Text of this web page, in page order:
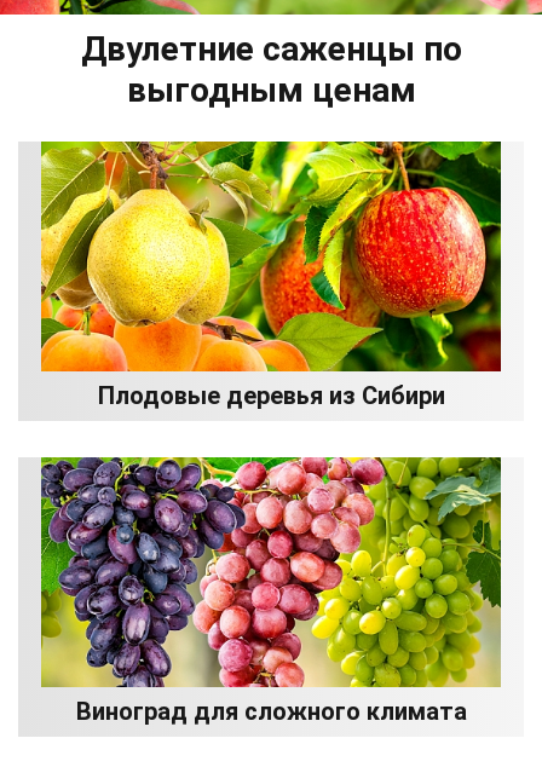
Двулетние саженцы по
выгодным ценам
Плодовые деревья из Сибири
Виноград для сложного климата